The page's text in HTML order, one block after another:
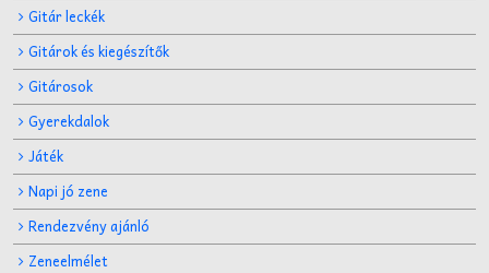
Gitár leckék
Gitárok és kiegészítők
Gitárosok
Gyerekdalok
Játék
Napi jó zene
Rendezvény ajánló
Zeneelmélet